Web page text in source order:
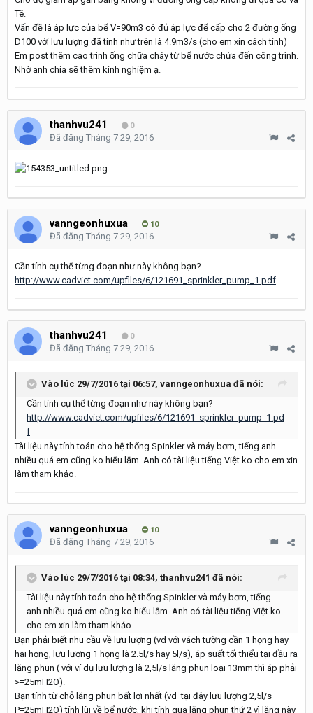
Tê.
Vấn đề là áp lực của bể V=90m3 có đủ áp lực để cấp cho 2 đường ống
D100 với lưu lượng đã tính như trên là 4.9m3/s (cho em xin cách tính)
Em post thêm cao trình ống chữa cháy từ bể nước chứa đến công trình.
Nhờ anh chia sẽ thêm kinh nghiệm ạ.
thanhvu241 0
Đã đăng Tháng 7 29, 2016
vanngeonhuxua 10
Đã đăng Tháng 7 29, 2016
Cần tính cụ thể từng đoạn như này không bạn?
http://www.cadviet.com/upfiles/6/121691_sprinkler_pump_1.pdf
thanhvu241 0
Đã đăng Tháng 7 29, 2016
Vào lúc 29/7/2016 tại 06:57, vanngeonhuxua đã nói:
Cần tính cụ thể từng đoạn như này không bạn?
http://www.cadviet.com/upfiles/6/121691_sprinkler_pump_1.pd
f
Tài liệu này tính toán cho hệ thống Spinkler và máy bơm, tiếng anh
nhiều quá em cũng ko hiểu lắm. Anh có tài liệu tiếng Việt ko cho em xin
làm tham khảo.
vanngeonhuxua 10
Đã đăng Tháng 7 29, 2016
Vào lúc 29/7/2016 tại 08:34, thanhvu241 đã nói:
Tài liệu này tính toán cho hệ thống Spinkler và máy bơm, tiếng
anh nhiều quá em cũng ko hiểu lắm. Anh có tài liệu tiếng Việt ko
cho em xin làm tham khảo.
Bạn phải biết nhu cầu về lưu lượng (vd với vách tường cần 1 họng hay
hai họng, lưu lượng 1 họng là 2.5l/s hay 5l/s), áp suất tối thiểu tại đầu ra
lăng phun ( với ví dụ lưu lượng là 2,5l/s lăng phun loại 13mm thì áp phải
>=25mH2O).
Bạn tính từ chỗ lăng phun bất lợi nhất (vd tại đây lưu lượng 2,5l/s
P=25mH2O) tính lùi về bể nước, khi tính qua lăng phun thứ 2 vì lăng này